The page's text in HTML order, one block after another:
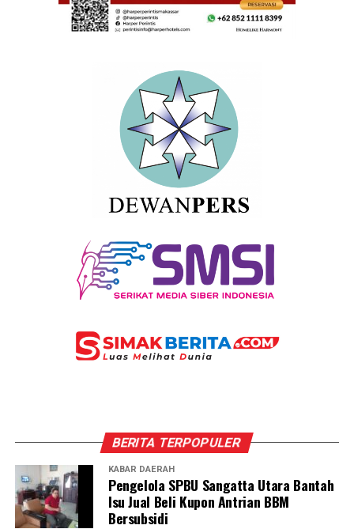
BERITA TERPOPULER
KABAR DAERAH
Pengelola SPBU Sangatta Utara Bantah
Isu Jual Beli Kupon Antrian BBM
Bersubsidi